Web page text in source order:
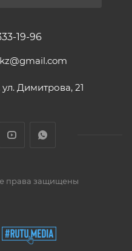
19-96
Димитрова, 21
права защищены